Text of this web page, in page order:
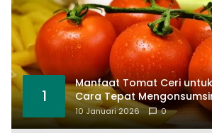
1
Manfaat Tomat Ceri
Cara Tepat
10 Januari 2026 0